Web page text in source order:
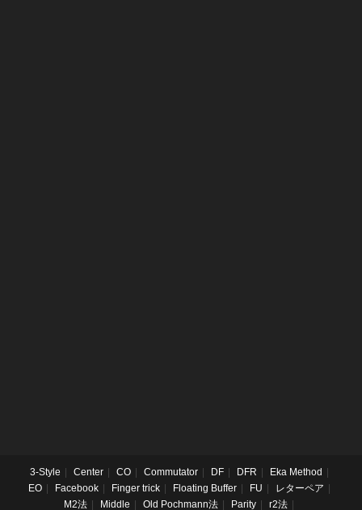
3-Style Center CO Commutator DF DFR
Eka Method
EO
Facebook Finger trick Floating Buffer FU
レターペア
M2法
Middle Old Pochmann法 Parity r2法